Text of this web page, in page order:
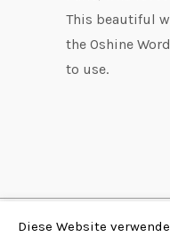
This beautiful
the Oshine
to use.
Diese Website